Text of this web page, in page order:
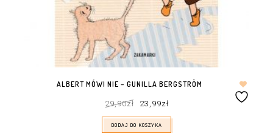
ALBERT MÓWI NIE – GUNILLA BERGSTRÖM
29,90zł cena
wynosiła:
29,90zł.
23,99złcena
23,99zł.
DODAJ DO KOSZYKA